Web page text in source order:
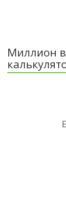
Миллион